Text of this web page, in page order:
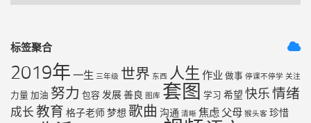
标签聚合
2019年 一生 三年级 世界 东西 人生 作业 做事 停课不停学 关注
力量 加油 努力 包容 发展善良 图库 套图 学习 希望 快乐情绪
成长 教育 格子老师梦想 歌曲 沟通 清晰 焦虑 父母 猴头客 珍惜